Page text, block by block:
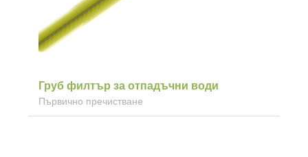
Груб филтър за отпадъчни води
Първично пречистване